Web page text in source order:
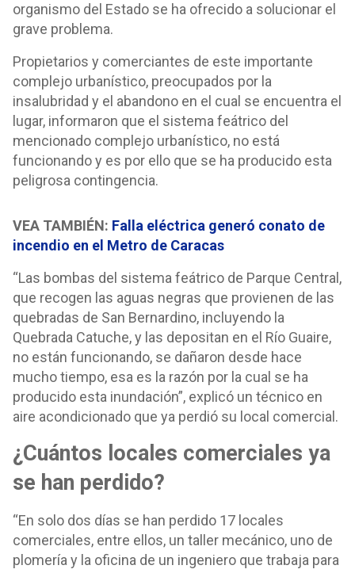
organismo del Estado se ha ofrecido a solucionar el
grave problema.
Propietarios y comerciantes de este importante
complejo urbanístico, preocupados por la
insalubridad y el abandono en el cual se encuentra el
lugar, informaron que el sistema feátrico del
mencionado complejo urbanístico, no está
funcionando y es por ello que se ha producido esta
peligrosa contingencia.
VEA TAMBIÉN: Falla eléctrica generó conato de
incendio en el Metro de Caracas
“Las bombas del sistema feátrico de Parque Central,
que recogen las aguas negras que provienen de las
quebradas de San Bernardino, incluyendo la
Quebrada Catuche, y las depositan en el Río Guaire,
no están funcionando, se dañaron desde hace
mucho tiempo, esa es la razón por la cual se ha
producido esta inundación”, explicó un técnico en
aire acondicionado que ya perdió su local comercial.
¿Cuántos locales comerciales ya
se han perdido?
“En solo dos días se han perdido 17 locales
comerciales, entre ellos, un taller mecánico, uno de
plomería y la oficina de un ingeniero que trabaja para